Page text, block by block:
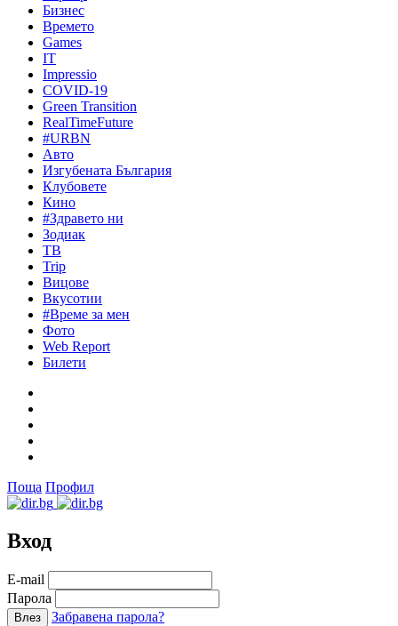
Бизнес
Времето
Games
IT
Impressio
COVID-19
Green Transition
RealTimeFuture
#URBN
Авто
Изгубената България
Клубовете
Кино
#Здравето ни
Зодиак
ТВ
Trip
Вицове
Вкусотии
#Време за мен
Фото
Web Report
Билети
Поща Профил
Вход
Е-mail
Парола
Забравена парола?